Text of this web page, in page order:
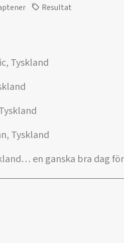
Resultat
Tyskland
Tyskland
en ganska bra dag